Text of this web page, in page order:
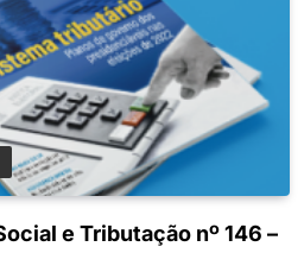
e Tributação nº 146 –